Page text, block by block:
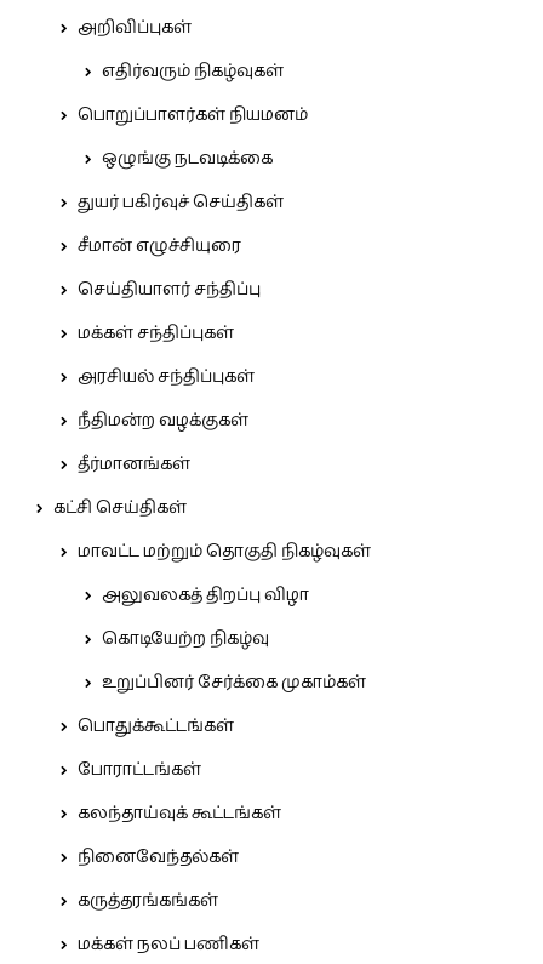
அறிவிப்புகள்
எதிர்வரும் நிகழ்வுகள்
பொறுப்பாளர்கள் நியமனம்
ஒழுங்கு நடவடிக்கை
துயர் பகிர்வுச் செய்திகள்
சீமான் எழுச்சியுரை
செய்தியாளர் சந்திப்பு
மக்கள் சந்திப்புகள்
அரசியல் சந்திப்புகள்
நீதிமன்ற வழக்குகள்
தீர்மானங்கள்
கட்சி செய்திகள்
மாவட்ட மற்றும் தொகுதி நிகழ்வுகள்
அலுவலகத் திறப்பு விழா
கொடியேற்ற நிகழ்வு
உறுப்பினர் சேர்க்கை முகாம்கள்
பொதுக்கூட்டங்கள்
போராட்டங்கள்
கலந்தாய்வுக் கூட்டங்கள்
நினைவேந்தல்கள்
கருத்தரங்கங்கள்
மக்கள் நலப் பணிகள்